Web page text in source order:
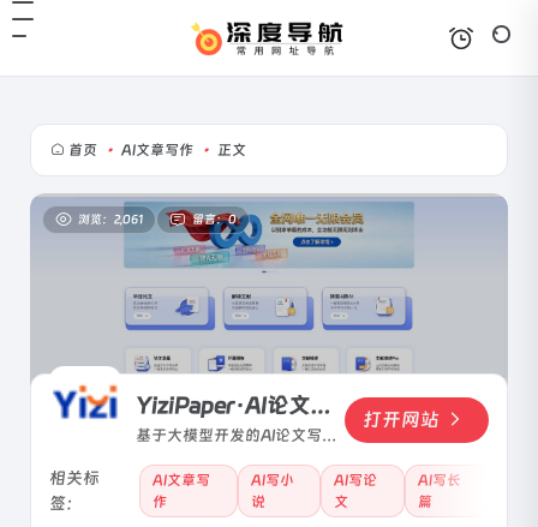
首页 • AI文章写作 • 正文
浏览：2,061 留言：0
YiziPaper·AI论文助手
基于大模型开发的AI论文写作
操作，驱动人工智能创作各种
学科和语言的专业论文。
打开网站
相关标
签：
AI文章写
作
AI写小
说
AI写论
文
AI写长
篇